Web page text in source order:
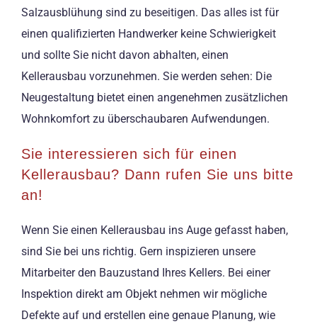
Salzausblühung sind zu beseitigen. Das alles ist für
einen qualifizierten Handwerker keine Schwierigkeit
und sollte Sie nicht davon abhalten, einen
Kellerausbau vorzunehmen. Sie werden sehen: Die
Neugestaltung bietet einen angenehmen zusätzlichen
Wohnkomfort zu überschaubaren Aufwendungen.
Sie interessieren sich für einen
Kellerausbau? Dann rufen Sie uns bitte
an!
Wenn Sie einen Kellerausbau ins Auge gefasst haben,
sind Sie bei uns richtig. Gern inspizieren unsere
Mitarbeiter den Bauzustand Ihres Kellers. Bei einer
Inspektion direkt am Objekt nehmen wir mögliche
Defekte auf und erstellen eine genaue Planung, wie